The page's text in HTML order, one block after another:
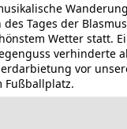
Tages der
Wetter statt.
verhinderte
vor
Fußballplatz.